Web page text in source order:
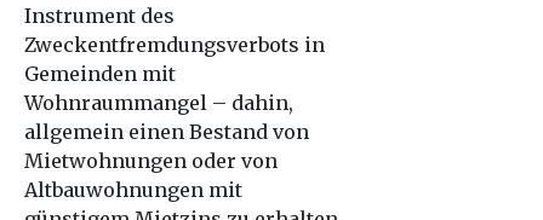
Instrument des
Zweckentfremdungsverbots in
Gemeinden mit
Wohnraummangel – dahin,
allgemein einen Bestand von
Mietwohnungen oder von
Altbauwohnungen mit